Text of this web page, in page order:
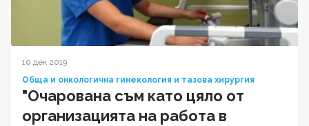
10 дек 2019
Обща и онкологична гинекология и тазова хирургия
"Очарована съм като цяло от
организацията на работа в